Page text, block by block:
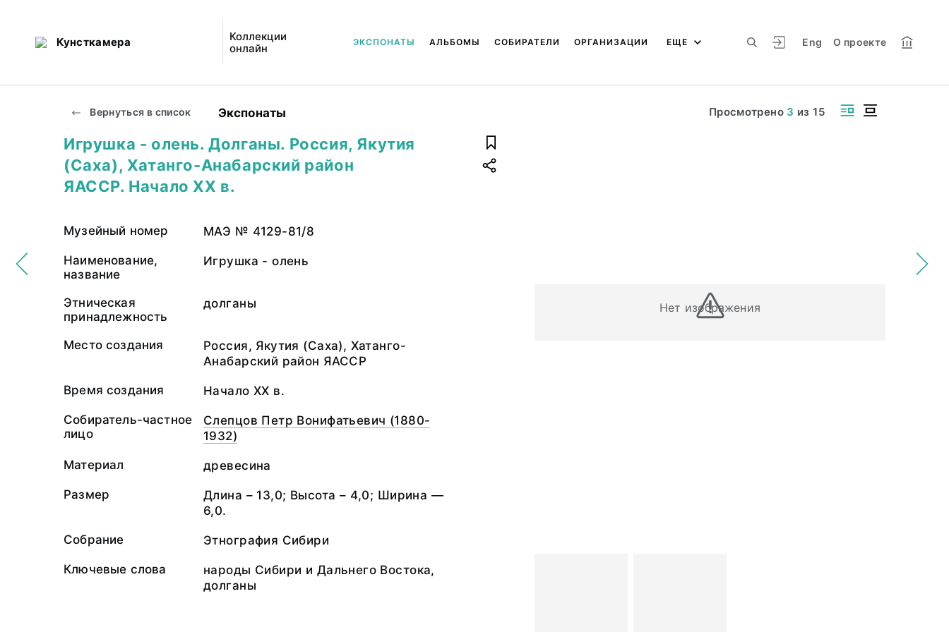
Кунсткамера
Коллекции
онлайн
Eng О проекте
ЭКСПОНАТЫ АЛЬБОМЫ СОБИРАТЕЛИ ОРГАНИЗАЦИИ ЕЩЕ
Вернуться в список Экспонаты Просмотрено 3 из15
Нет изображения
Игрушка - олень. Долганы. Россия, Якутия
(Саха), Хатанго-Анабарский район
ЯАССР. Начало XX в.
Музейный номер МАЭ № 4129-81/8
Наименование,
название
Игрушка - олень
Этническая
принадлежность
долганы
Место создания
Россия, Якутия (Саха), Хатанго-
Анабарский район ЯАССР
Время создания Начало XX в.
Собиратель-частное
лицо
Слепцов Петр Вонифатьевич (1880-
1932)
Материал древесина
Размер
Длина – 13,0; Высота – 4,0; Ширина —
6,0.
Собрание Этнография Сибири
Ключевые слова
народы Сибири и Дальнего Востока,
долганы